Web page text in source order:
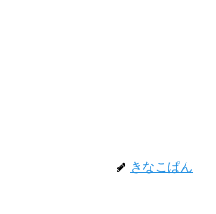
きなこぱん